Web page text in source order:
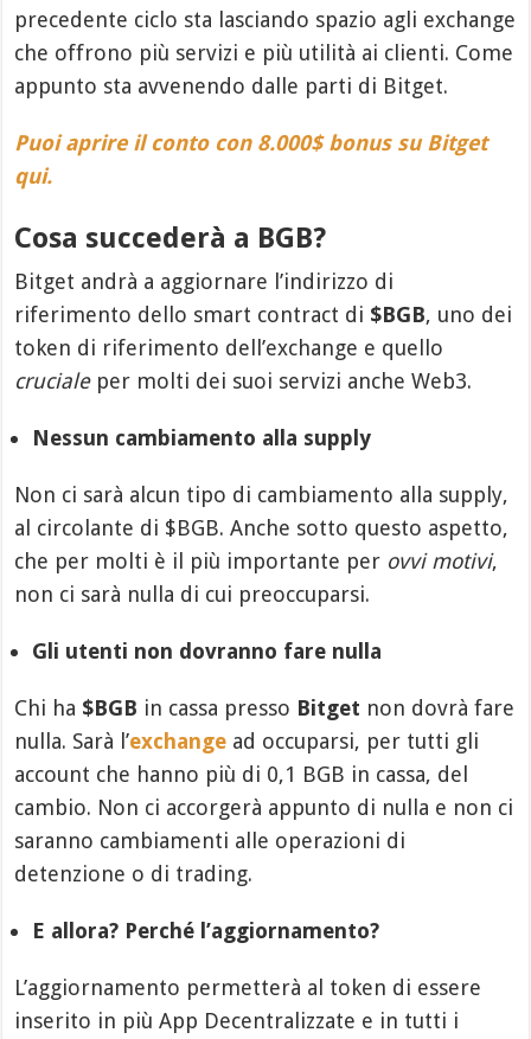
precedente ciclo sta lasciando spazio agli exchange
che offrono più servizi e più utilità ai clienti. Come
appunto sta avvenendo dalle parti di Bitget.
Puoi aprire il conto con 8.000$ bonus su Bitget
qui.
Cosa succederà a BGB?
Bitget andrà a aggiornare l’indirizzo di
riferimento dello smart contract di $BGB, uno dei
token di riferimento dell’exchange e quello
crucialeper molti dei suoi servizi anche Web3.
Nessun cambiamento alla supply
Non ci sarà alcun tipo di cambiamento alla supply,
al circolante di $BGB. Anche sotto questo aspetto,
che per molti è il più importante per ovvi motivi,
non ci sarà nulla di cui preoccuparsi.
Gli utenti non dovranno fare nulla
Chi ha $BGB in cassa presso Bitget non dovrà fare
nulla. Sarà l’exchange ad occuparsi, per tutti gli
account che hanno più di 0,1 BGB in cassa, del
cambio. Non ci accorgerà appunto di nulla e non ci
saranno cambiamenti alle operazioni di
detenzione o di trading.
E allora? Perché l’aggiornamento?
L’aggiornamento permetterà al token di essere
inserito in più App Decentralizzate e in tutti i